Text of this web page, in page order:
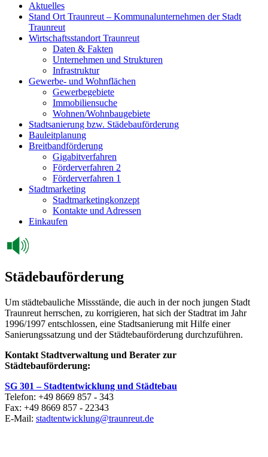
Aktuelles
Stand Ort Traunreut – Kommunalunternehmen der Stadt
Traunreut
Wirtschaftsstandort Traunreut
Daten & Fakten
Unternehmen und Strukturen
Infrastruktur
Gewerbe- und Wohnflächen
Gewerbegebiete
Immobiliensuche
Wohnen/Wohnbaugebiete
Stadtsanierung bzw. Städebauförderung
Bauleitplanung
Breitbandförderung
Gigabitverfahren
Förderverfahren 2
Förderverfahren 1
Stadtmarketing
Stadtmarketingkonzept
Kontakte und Adressen
Einkaufen
Städebauförderung
Um städtebauliche Missstände, die auch in der noch jungen Stadt
Traunreut herrschen, zu korrigieren, hat sich der Stadtrat im Jahr
1996/1997 entschlossen, eine Stadtsanierung mit Hilfe einer
Sanierungssatzung und der Städtebauförderung durchzuführen.
Kontakt Stadtverwaltung und Berater zur
Städtebauförderung:
SG 301 – Stadtentwicklung und Städtebau
Telefon: +49 8669 857 - 343
Fax: +49 8669 857 - 22343
E-Mail: stadtentwicklung@traunreut.de